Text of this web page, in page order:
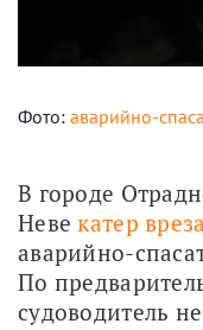
Фото: аварийно-
В городе
Неве катер
аварийно-
По
судоводитель